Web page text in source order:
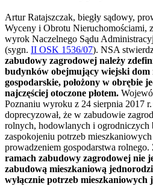
Artur Ratajszczak, biegły sądowy,
Wyceny i Obrotu Nieruchomościami,
wyrok Naczelnego Sądu
(sygn. II OSK 1536/07). NSA
zabudowy zagrodowej należy
budynków obejmujący wiejski dom
gospodarskie, położony w obrębie
najczęściej otoczone płotem.
Poznaniu wyroku z 24 sierpnia 2017
doprecyzował, że w zabudowie
rolnych, hodowlanych i ogrodniczych
zaspokojeniu potrzeb
prowadzeniem gospodarstwa rolnego.
ramach zabudowy zagrodowej nie
zabudową mieszkaniową
wyłącznie potrzeb mieszkaniowych